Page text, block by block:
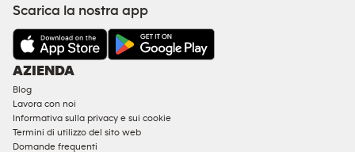
STRUTTURE
SERVIZI
Ammessi
minori
Scarica la nostra app
AZIENDA
Blog
Lavora con noi
Informativa sulla privacy e sui cookie
Termini di utilizzo del sito web
Domande frequenti